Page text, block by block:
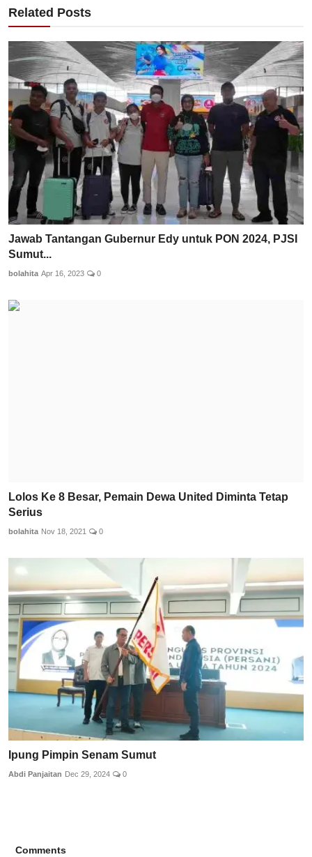
Related Posts
Jawab Tantangan Gubernur Edy untuk PON 2024, PJSI
Sumut...
bolahita Apr 16, 2023 0
Lolos Ke 8 Besar, Pemain Dewa United Diminta Tetap
Serius
bolahita Nov 18, 2021 0
Ipung Pimpin Senam Sumut
Abdi Panjaitan Dec 29, 2024 0
Comments